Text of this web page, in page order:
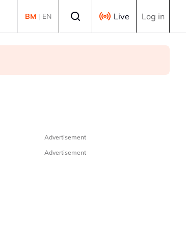
BM | EN Live Log in
Advertisement
Advertisement